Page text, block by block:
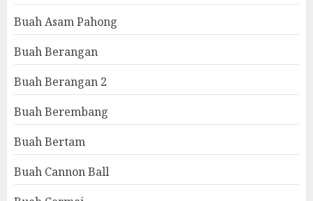
Buah Asam Pahong
Buah Berangan
Buah Berangan 2
Buah Berembang
Buah Bertam
Buah Cannon Ball